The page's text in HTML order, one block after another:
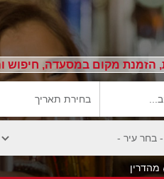
הזמנת מקום במסעדה, חיפוש
מהדרין